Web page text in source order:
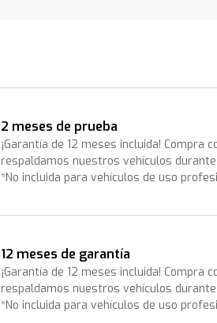
2 meses de prueba
¡Garantía de 12 meses incluida! Compra
respaldamos nuestros vehículos
*No incluida para vehículos de uso
12 meses de garantía
¡Garantía de 12 meses incluida! Compra
respaldamos nuestros vehículos
*No incluida para vehículos de uso